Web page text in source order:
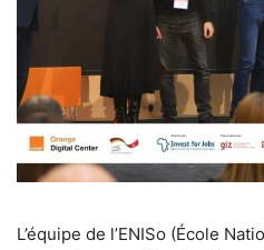
L’équipe de l’ENISo (École